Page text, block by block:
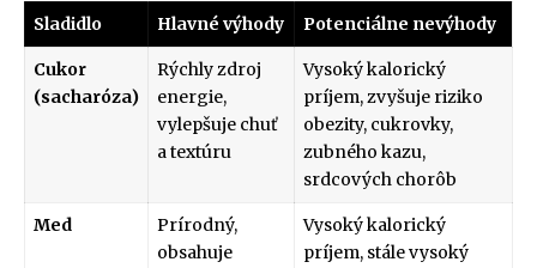
Sladidlo
Hlavné výhody Potenciálne nevýhody
Cukor
(sacharóza)
Rýchly zdroj
energie,
vylepšuje chuť
a textúru
Vysoký kalorický
príjem, zvyšuje riziko
obezity, cukrovky,
zubného kazu,
srdcových chorôb
Med
Prírodný,
obsahuje
Vysoký kalorický
príjem, stále vysoký